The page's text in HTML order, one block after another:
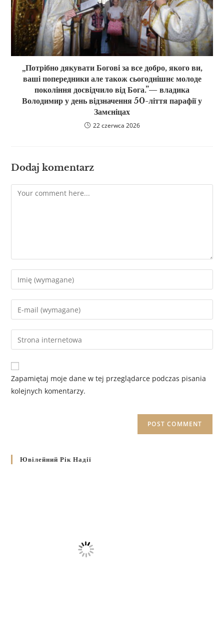
„Потрібно дякувати Богові за все добро, якого ви,
ваші попередники але також сьогоднішнє молоде
покоління досвідчило від Бога.”— владика
Володимир у день відзначення 50-ліття парафії у
Замєніцах
22 czerwca 2026
Dodaj komentarz
Zapamiętaj moje dane w tej przeglądarce podczas pisania
kolejnych komentarzy.
Ювілейний Рік Надії